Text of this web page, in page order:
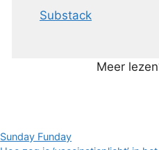
Substack
Meer
Categorieën
Sunday Funday